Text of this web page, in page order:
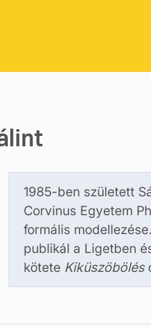
1985-ben született
Corvinus Egyetem
formális
publikál a Ligetben
kötete Kiküszöbölés